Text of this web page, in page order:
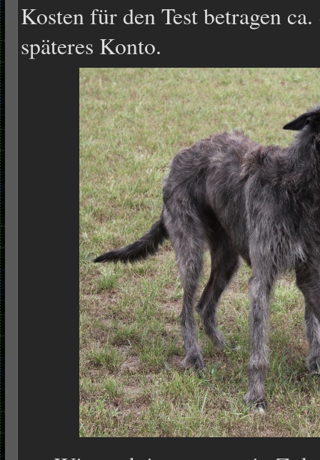
Kosten für den Test betragen
späteres Konto.